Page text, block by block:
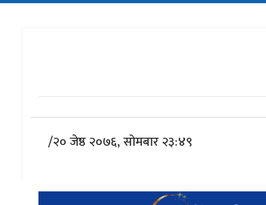
/२० जेष्ठ २०७६, सोमबार २३:४९